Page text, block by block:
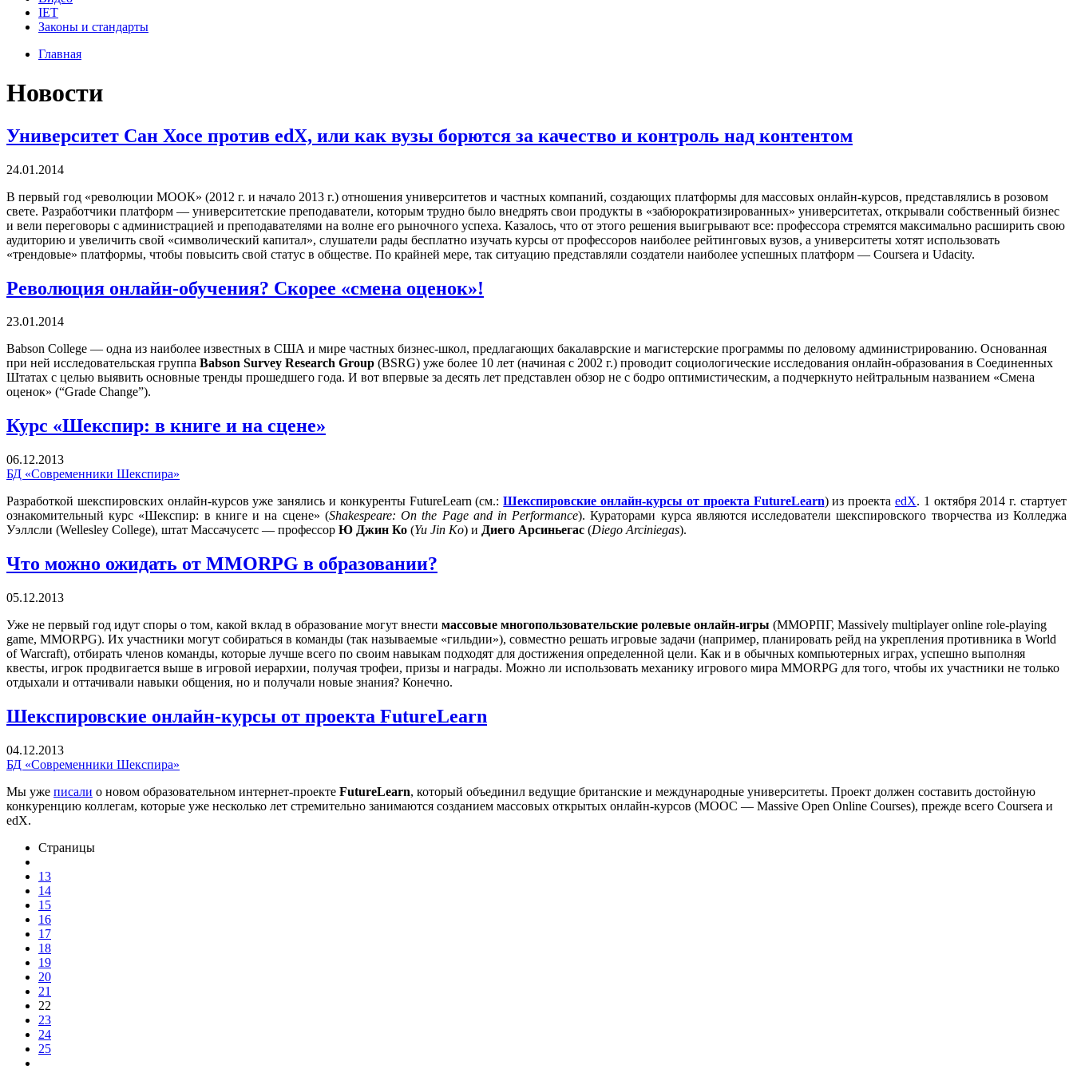
IET
Законы и стандарты
Главная
Новости
Университет Сан Хосе против edX, или как вузы борются за качество и контроль над контентом
24.01.2014
В первый год «революции МООК» (2012 г. и начало 2013 г.) отношения университетов и частных компаний, создающих платформы для массовых онлайн-курсов, представлялись в розовом
свете. Разработчики платформ — университетские преподаватели, которым трудно было внедрять свои продукты в «забюрократизированных» университетах, открывали собственный бизнес
и вели переговоры с администрацией и преподавателями на волне его рыночного успеха. Казалось, что от этого решения выигрывают все: профессора стремятся максимально расширить свою
аудиторию и увеличить свой «символический капитал», слушатели рады бесплатно изучать курсы от профессоров наиболее рейтинговых вузов, а университеты хотят использовать
«трендовые» платформы, чтобы повысить свой статус в обществе. По крайней мере, так ситуацию представляли создатели наиболее успешных платформ — Coursera и Udacity.
Революция онлайн-обучения? Скорее «смена оценок»!
23.01.2014
Babson College — одна из наиболее известных в США и мире частных бизнес-школ, предлагающих бакалаврские и магистерские программы по деловому администрированию. Основанная
при ней исследовательская группа Babson Survey Research Group (BSRG) уже более 10 лет (начиная с 2002 г.) проводит социологические исследования онлайн-образования в Соединенных
Штатах с целью выявить основные тренды прошедшего года. И вот впервые за десять лет представлен обзор не с бодро оптимистическим, а подчеркнуто нейтральным названием «Смена
оценок» (“Grade Change”).
Курс «Шекспир: в книге и на сцене»
06.12.2013
БД «Современники Шекспира»
Разработкой шекспировских онлайн-курсов уже занялись и конкуренты FutureLearn (см.:Шекспировские онлайн-курсы от проекта FutureLearn) из проекта edX. 1 октября 2014 г. стартует
ознакомительный курс «Шекспир: в книге и на сцене» (Shakespeare: On the Page and in Performance). Кураторами курса являются исследователи шекспировского творчества из Колледжа
Уэллсли (Wellesley College), штат Массачусетс — профессор Ю Джин Ко (Yu Jin Ko) и Диего Арсиньегас (Diego Arciniegas).
Что можно ожидать от MMORPG в образовании?
05.12.2013
Уже не первый год идут споры о том, какой вклад в образование могут внести массовые многопользовательские ролевые онлайн-игры (ММОРПГ, Massively multiplayer online role-playing
game, MMORPG). Их участники могут собираться в команды (так называемые «гильдии»), совместно решать игровые задачи (например, планировать рейд на укрепления противника в World
of Warcraft), отбирать членов команды, которые лучше всего по своим навыкам подходят для достижения определенной цели. Как и в обычных компьютерных играх, успешно выполняя
квесты, игрок продвигается выше в игровой иерархии, получая трофеи, призы и награды. Можно ли использовать механику игрового мира MMORPG для того, чтобы их участники не только
отдыхали и оттачивали навыки общения, но и получали новые знания? Конечно.
Шекспировские онлайн-курсы от проекта FutureLearn
04.12.2013
БД «Современники Шекспира»
Мы уже писали о новом образовательном интернет-проекте FutureLearn, который объединил ведущие британские и международные университеты. Проект должен составить достойную
конкуренцию коллегам, которые уже несколько лет стремительно занимаются созданием массовых открытых онлайн-курсов (МООС — Massive Open Online Courses), прежде всего Coursera и
edX.
Страницы
13
14
15
16
17
18
19
20
21
22
23
24
25